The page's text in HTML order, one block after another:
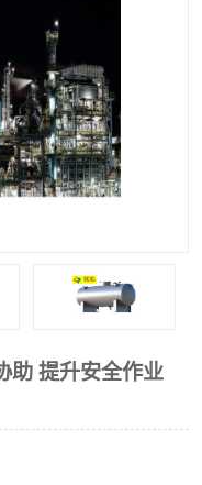
助 提升安全作业